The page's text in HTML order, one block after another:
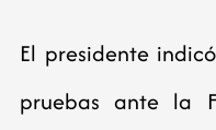
El presidente
pruebas ante la